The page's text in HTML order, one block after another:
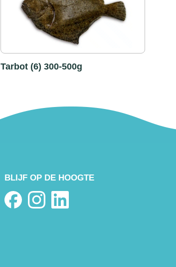
Tarbot (6) 300-500g
BLIJF OP DE HOOGTE